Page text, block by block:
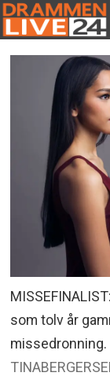
som tolv år
missedronning.